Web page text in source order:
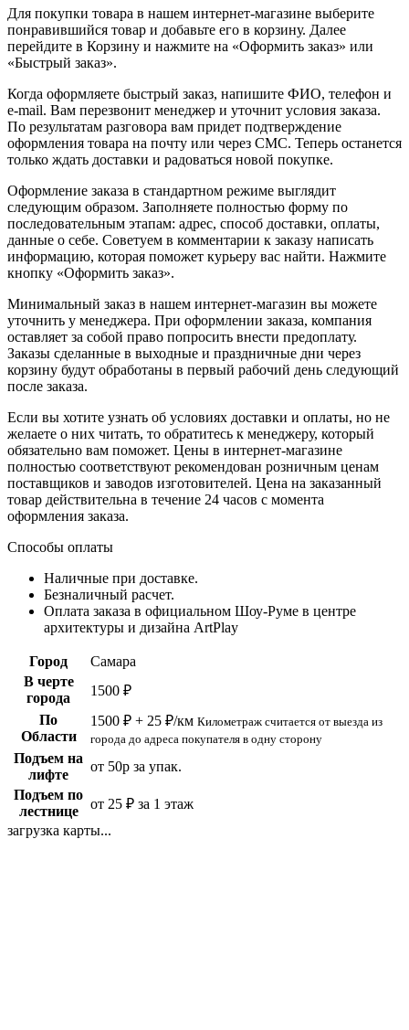
Для покупки товара в нашем интернет-магазине выберите
понравившийся товар и добавьте его в корзину. Далее
перейдите в Корзину и нажмите на «Оформить заказ» или
«Быстрый заказ».
Когда оформляете быстрый заказ, напишите ФИО, телефон и
e-mail. Вам перезвонит менеджер и уточнит условия заказа.
По результатам разговора вам придет подтверждение
оформления товара на почту или через СМС. Теперь останется
только ждать доставки и радоваться новой покупке.
Оформление заказа в стандартном режиме выглядит
следующим образом. Заполняете полностью форму по
последовательным этапам: адрес, способ доставки, оплаты,
данные о себе. Советуем в комментарии к заказу написать
информацию, которая поможет курьеру вас найти. Нажмите
кнопку «Оформить заказ».
Минимальный заказ в нашем интернет-магазин вы можете
уточнить у менеджера. При оформлении заказа, компания
оставляет за собой право попросить внести предоплату.
Заказы сделанные в выходные и праздничные дни через
корзину будут обработаны в первый рабочий день следующий
после заказа.
Если вы хотите узнать об условиях доставки и оплаты, но не
желаете о них читать, то обратитесь к менеджеру, который
обязательно вам поможет. Цены в интернет-магазине
полностью соответствуют рекомендован розничным ценам
поставщиков и заводов изготовителей. Цена на заказанный
товар действительна в течение 24 часов с момента
оформления заказа.
Способы оплаты
Наличные при доставке.
Безналичный расчет.
Оплата заказа в официальном Шоу-Руме в центре
архитектуры и дизайна ArtPlay
Город
Самара
В черте
города
1500 ₽
По
Области
1500 ₽ + 25 ₽/км Километраж считается от выезда из
города до адреса покупателя в одну сторону
Подъем на
лифте
от 50р за упак.
Подъем по
лестнице
от 25 ₽ за 1 этаж
загрузка карты...